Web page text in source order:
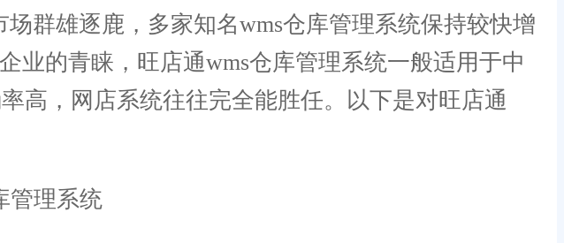
群雄逐鹿，多家知名wms仓库管理系统保持较快增
业的青睐，旺店通wms仓库管理系统一般适用于中
高，网店系统往往完全能胜任。以下是对旺店通